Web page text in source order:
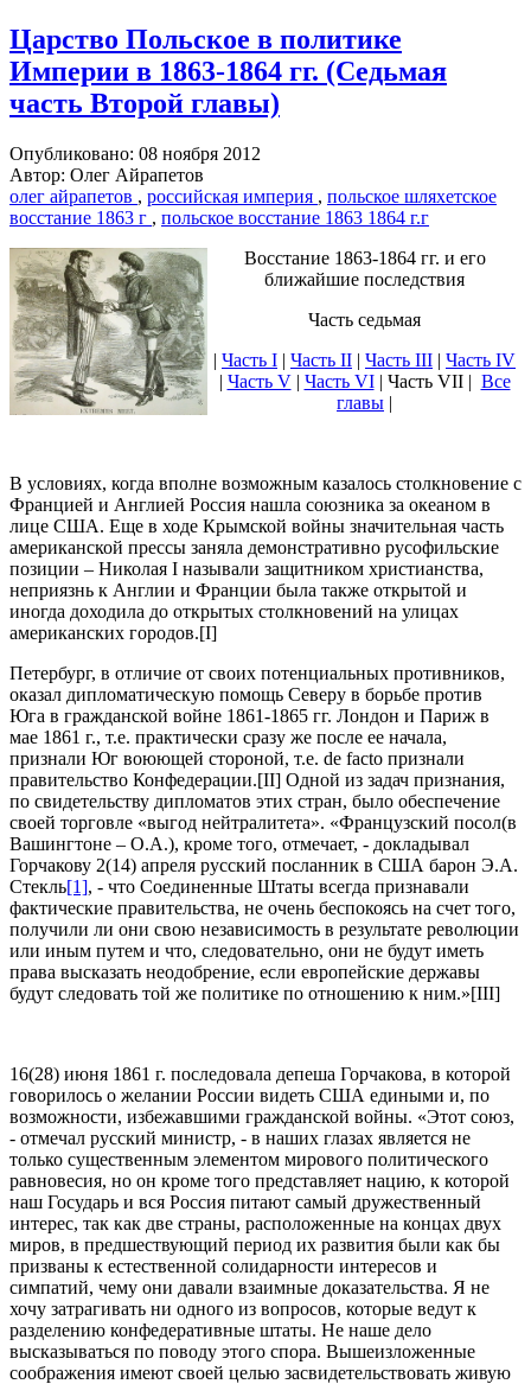
Царство Польское в политике
Империи в 1863-1864 гг. (Седьмая
часть Второй главы)
Опубликовано: 08 ноября 2012
Автор: Олег Айрапетов
олег айрапетов , российская империя , польское шляхетское
восстание 1863 г , польское восстание 1863 1864 г.г
Восстание 1863-1864 гг. и его
ближайшие последствия
Часть седьмая
| Часть I | Часть II | Часть III | Часть IV
| Часть V| Часть VI| Часть VII | Все
главы |
В условиях, когда вполне возможным казалось столкновение с
Францией и Англией Россия нашла союзника за океаном в
лице США. Еще в ходе Крымской войны значительная часть
американской прессы заняла демонстративно русофильские
позиции – Николая I называли защитником христианства,
неприязнь к Англии и Франции была также открытой и
иногда доходила до открытых столкновений на улицах
американских городов.[I]
Петербург, в отличие от своих потенциальных противников,
оказал дипломатическую помощь Северу в борьбе против
Юга в гражданской войне 1861-1865 гг. Лондон и Париж в
мае 1861 г., т.е. практически сразу же после ее начала,
признали Юг воюющей стороной, т.е. de facto признали
правительство Конфедерации.[II] Одной из задач признания,
по свидетельству дипломатов этих стран, было обеспечение
своей торговле «выгод нейтралитета». «Французский посол(в
Вашингтоне – О.А.), кроме того, отмечает, - докладывал
Горчакову 2(14) апреля русский посланник в США барон Э.А.
Стекль[1], - что Соединенные Штаты всегда признавали
фактические правительства, не очень беспокоясь на счет того,
получили ли они свою независимость в результате революции
или иным путем и что, следовательно, они не будут иметь
права высказать неодобрение, если европейские державы
будут следовать той же политике по отношению к ним.»[III]
16(28) июня 1861 г. последовала депеша Горчакова, в которой
говорилось о желании России видеть США едиными и, по
возможности, избежавшими гражданской войны. «Этот союз,
- отмечал русский министр, - в наших глазах является не
только существенным элементом мирового политического
равновесия, но он кроме того представляет нацию, к которой
наш Государь и вся Россия питают самый дружественный
интерес, так как две страны, расположенные на концах двух
миров, в предшествующий период их развития были как бы
призваны к естественной солидарности интересов и
симпатий, чему они давали взаимные доказательства. Я не
хочу затрагивать ни одного из вопросов, которые ведут к
разделению конфедеративные штаты. Не наше дело
высказываться по поводу этого спора. Вышеизложенные
соображения имеют своей целью засвидетельствовать живую